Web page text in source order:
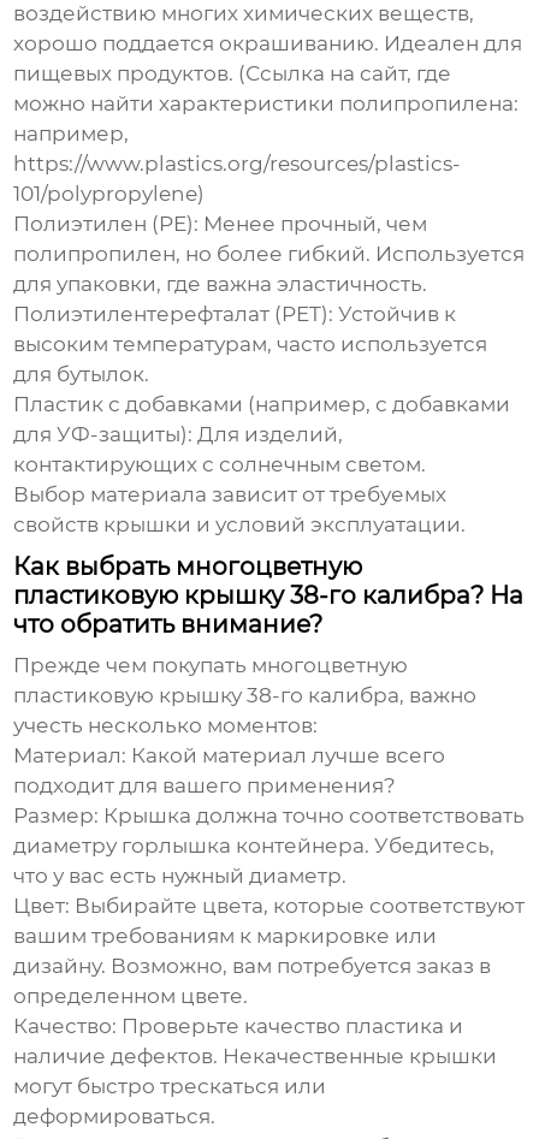
воздействию многих химических веществ,
хорошо поддается окрашиванию. Идеален для
пищевых продуктов. (Ссылка на сайт, где
можно найти характеристики полипропилена:
например,
https://www.plastics.org/resources/plastics-
101/polypropylene)
Полиэтилен (PE): Менее прочный, чем
полипропилен, но более гибкий. Используется
для упаковки, где важна эластичность.
Полиэтилентерефталат (PET): Устойчив к
высоким температурам, часто используется
для бутылок.
Пластик с добавками (например, с добавками
для УФ-защиты): Для изделий,
контактирующих с солнечным светом.
Выбор материала зависит от требуемых
свойств крышки и условий эксплуатации.
Как выбрать многоцветную
пластиковую крышку 38-го калибра? На
что обратить внимание?
Прежде чем покупать многоцветную
пластиковую крышку 38-го калибра, важно
учесть несколько моментов:
Материал: Какой материал лучше всего
подходит для вашего применения?
Размер: Крышка должна точно соответствовать
диаметру горлышка контейнера. Убедитесь,
что у вас есть нужный диаметр.
Цвет: Выбирайте цвета, которые соответствуют
вашим требованиям к маркировке или
дизайну. Возможно, вам потребуется заказ в
определенном цвете.
Качество: Проверьте качество пластика и
наличие дефектов. Некачественные крышки
могут быстро трескаться или
деформироваться.